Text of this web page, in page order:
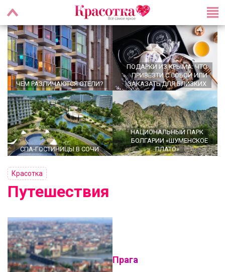
ЧЕМ РАЗЛИЧАЮТСЯ ОТЕЛИ?
ПОДАРКИ ИЗ КРЫМА: ЧТО
ПРИВЕЗТИ С СОБОЙ ИЛИ
ЗАКАЗАТЬ ДЛЯ БЛИЗКИХ
СПА-ГОСТИНИЦЫ В СОЧИ
НАЦИОНАЛЬНЫЙ ПАРК
БОЛГАРИИ «ШУМЕНСКОЕ
ПЛАТО»
Красотка
Путешествия
Прага